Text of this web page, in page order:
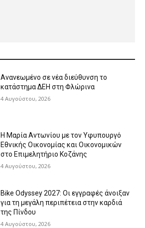
Ανανεωμένο σε νέα διεύθυνση το
κατάστημα ΔΕΗ στη Φλώρινα
4 Αυγούστου, 2026
Η Μαρία Αντωνίου με τον Υφυπουργό
Εθνικής Οικονομίας και Οικονομικών
στο Επιμελητήριο Κοζάνης
4 Αυγούστου, 2026
Bike Odyssey 2027: Οι εγγραφές άνοιξαν
για τη μεγάλη περιπέτεια στην καρδιά
της Πίνδου
4 Αυγούστου, 2026